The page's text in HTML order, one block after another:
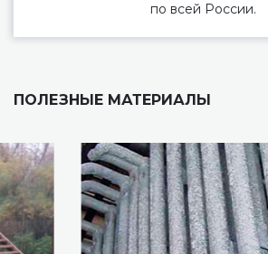
по всей России.
ПОЛЕЗНЫЕ МАТЕРИАЛЫ